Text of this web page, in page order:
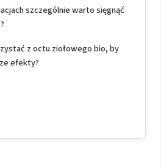
szczególnie warto sięgnąć
z octu ziołowego bio, by
efekty?